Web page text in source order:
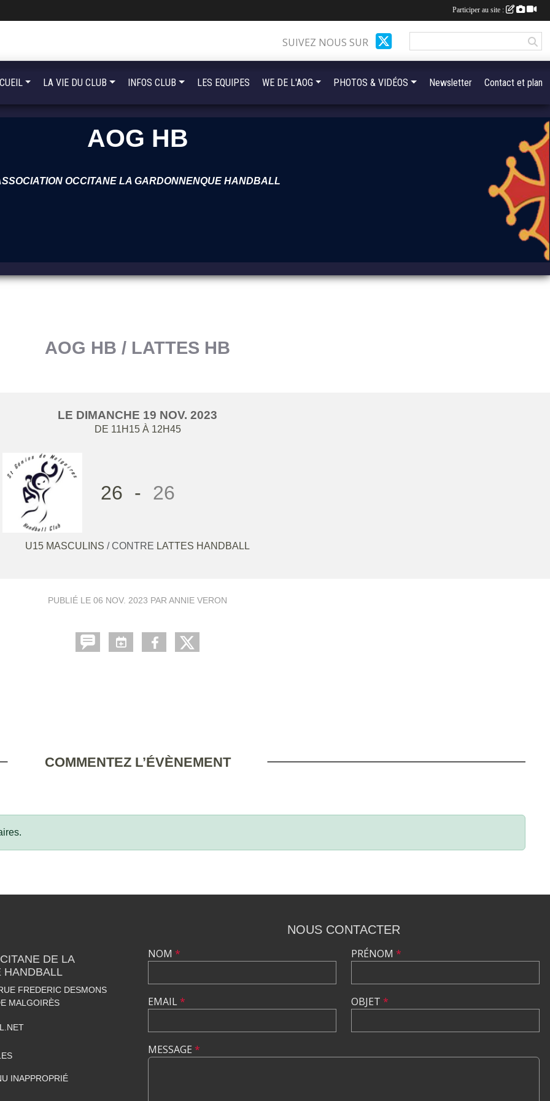
AOG HB
OCCITANE LA GARDONNENQUE HANDBALL
AOG HB / LATTES HB
LE DIMANCHE 19 NOV. 2023
DE 11H15 À 12H45
26 - 26
U15 MASCULINS / CONTRE LATTES HANDBALL
PUBLIÉ LE 06 NOV. 2023 PAR ANNIE VERON
COMMENTEZ L’ÉVÈNEMENT
SUIVEZ NOUS SUR
LA VIE DU CLUB INFOS CLUB LES EQUIPES WE DE L'AOG PHOTOS & VIDÉOS Newsletter Contact et plan
DE LA
HANDBALL
FREDERIC DESMONS
MALGOIRÈS
INAPPROPRIÉ
NOUS CONTACTER
NOM *
EMAIL*
PRÉNOM *
OBJET *
MESSAGE *
Participer au site :